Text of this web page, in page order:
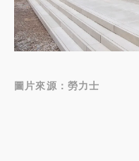
圖片來源：勞力士